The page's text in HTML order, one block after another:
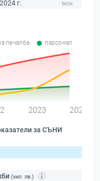
г.
печалба персонал
2023 2024
за СЪНИ
(хил. лв.)